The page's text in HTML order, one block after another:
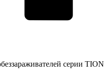
серии TION